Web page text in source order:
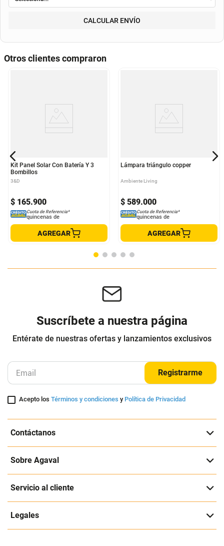
CALCULAR ENVÍO
Otros clientes compraron
Kit Panel Solar Con Batería Y 3
Bombillos
3&D
$ 165.900
Cuota de Referencia*
quincenas de
AGREGAR
Lámpara triángulo copper
Ambiente Living
$ 589.000
Cuota de Referencia*
quincenas de
AGREGAR
Suscríbete a nuestra página
Entérate de nuestras ofertas y lanzamientos exclusivos
Registrarme
Acepto losTérminos y condiciones y Política de Privacidad
Contáctanos
Sobre Agaval
Servicio al cliente
Legales